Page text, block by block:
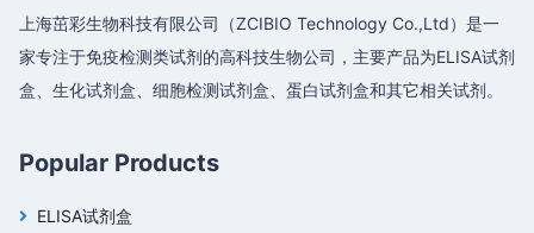
上海茁彩生物科技有限公司（ZCIBIO Technology Co.,Ltd）是一
家专注于免疫检测类试剂的高科技生物公司，主要产品为ELISA试剂
盒、生化试剂盒、细胞检测试剂盒、蛋白试剂盒和其它相关试剂。
Popular Products
ELISA试剂盒